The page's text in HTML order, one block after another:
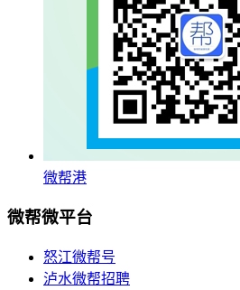
微帮港
微帮微平台
怒江微帮号
泸水微帮招聘